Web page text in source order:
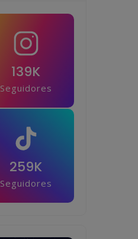
139K
Seguidores
259K
Seguidores